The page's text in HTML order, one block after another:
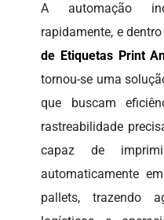
A automação
rapidamente, e
de Etiquetas Print
tornou-se uma
que buscam
rastreabilidade
capaz de
automaticamente
pallets, trazendo